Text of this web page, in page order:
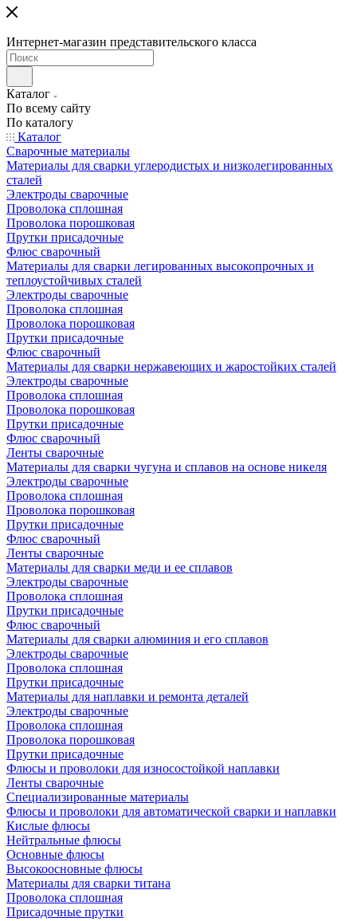
Интернет-магазин представительского класса
Каталог
По всему сайту
По каталогу
Каталог
Сварочные материалы
Материалы для сварки углеродистых и низколегированных
сталей
Электроды сварочные
Проволока сплошная
Проволока порошковая
Прутки присадочные
Флюс сварочный
Материалы для сварки легированных высокопрочных и
теплоустойчивых сталей
Электроды сварочные
Проволока сплошная
Проволока порошковая
Прутки присадочные
Флюс сварочный
Материалы для сварки нержавеющих и жаростойких сталей
Электроды сварочные
Проволока сплошная
Проволока порошковая
Прутки присадочные
Флюс сварочный
Ленты сварочные
Материалы для сварки чугуна и сплавов на основе никеля
Электроды сварочные
Проволока сплошная
Проволока порошковая
Прутки присадочные
Флюс сварочный
Ленты сварочные
Материалы для сварки меди и ее сплавов
Электроды сварочные
Проволока сплошная
Прутки присадочные
Флюс сварочный
Материалы для сварки алюминия и его сплавов
Электроды сварочные
Проволока сплошная
Прутки присадочные
Материалы для наплавки и ремонта деталей
Электроды сварочные
Проволока сплошная
Проволока порошковая
Прутки присадочные
Флюсы и проволоки для износостойкой наплавки
Ленты сварочные
Специализированные материалы
Флюсы и проволоки для автоматической сварки и наплавки
Кислые флюсы
Нейтральные флюсы
Основные флюсы
Высокоосновные флюсы
Материалы для сварки титана
Проволока сплошная
Присадочные прутки